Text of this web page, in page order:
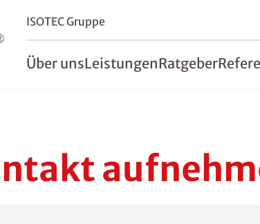
ISOTEC Gruppe
Über unsLeistungenRatgeber